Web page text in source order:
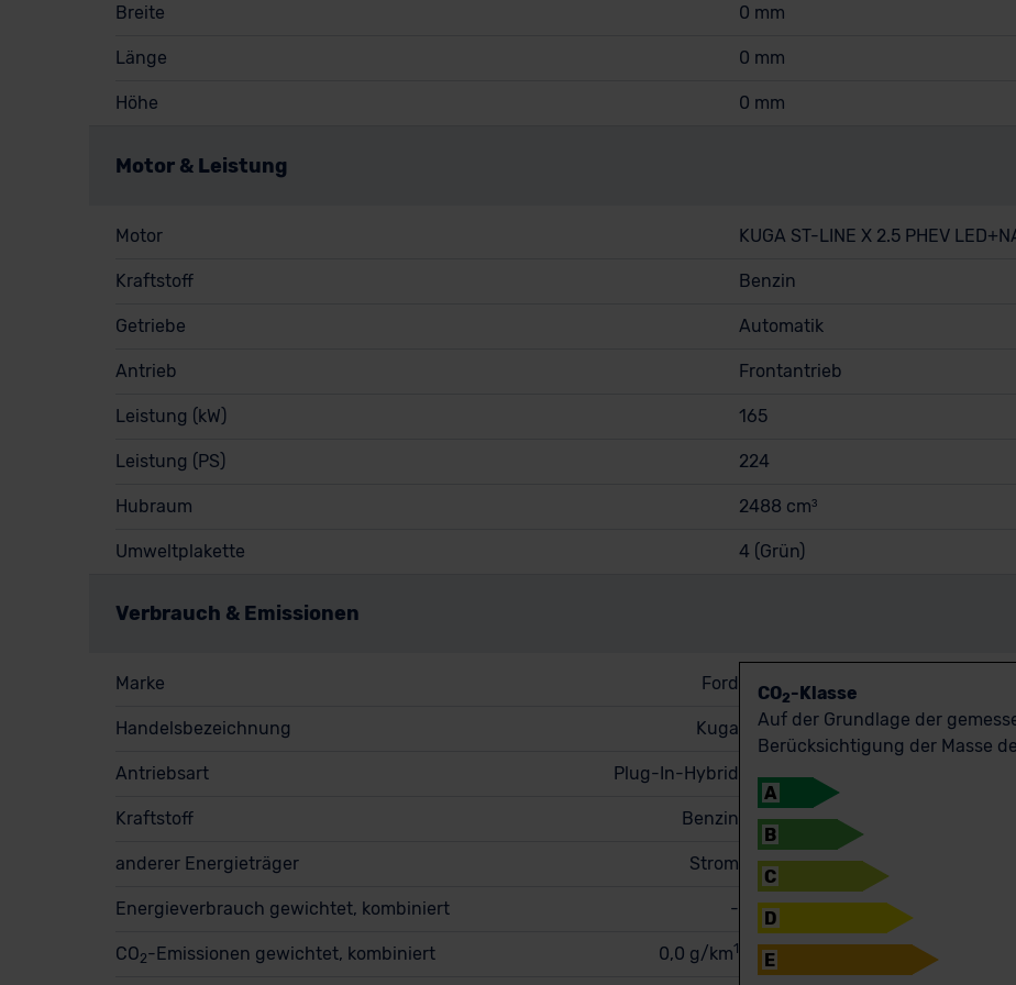
Breite 0 mm
Länge 0 mm
Höhe 0 mm
Motor & Leistung
Motor KUGA ST-LINE X 2.5 PHEV
Kraftstoff Benzin
Getriebe Automatik
Antrieb Frontantrieb
Leistung (kW) 165
Leistung (PS) 224
Hubraum 2488 cm³
Umweltplakette 4 (Grün)
Verbrauch & Emissionen
Marke Ford
Handelsbezeichnung Kuga
Antriebsart Plug-In-Hybrid
Kraftstoff Benzin
anderer Energieträger Strom
Energieverbrauch gewichtet, kombiniert -
CO2-Emissionen gewichtet, kombiniert 0,0 g/km1
CO2-Klasse
Auf der Grundlage der
Berücksichtigung der Masse
A
B
C
D
E